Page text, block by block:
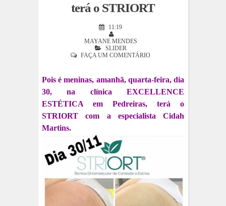
terá o STRIORT
11:19
MAYANE MENDES
SLIDER
FAÇA UM COMENTÁRIO
Pois é meninas, amanhã, quarta-feira, dia
30, na clínica EXCELLENCE
ESTÉTICA em Pedreiras, terá o
STRIORT com a especialista Cidah
Martins.